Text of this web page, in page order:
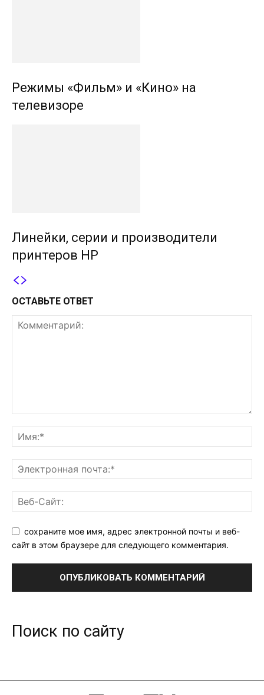
Режимы «Фильм» и «Кино» на
телевизоре
Линейки, серии и производители
принтеров HP
ОСТАВЬТЕ ОТВЕТ
сохраните мое имя, адрес электронной почты и веб-
сайт в этом браузере для следующего комментария.
Поиск по сайту